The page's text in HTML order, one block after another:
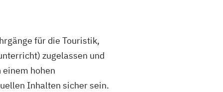
für die Touristik,
zugelassen und
hohen
Inhalten sicher sein.